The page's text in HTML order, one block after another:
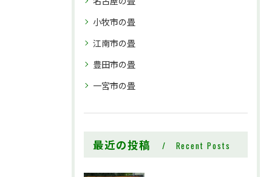
小牧市の畳
江南市の畳
豊田市の畳
一宮市の畳
最近の投稿 Recent Posts